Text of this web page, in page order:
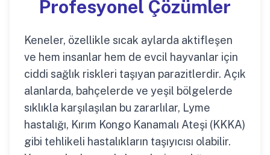
Profesyonel Çözümler
Keneler, özellikle sıcak aylarda aktifleşen
ve hem insanlar hem de evcil hayvanlar için
ciddi sağlık riskleri taşıyan parazitlerdir. Açık
alanlarda, bahçelerde ve yeşil bölgelerde
sıklıkla karşılaşılan bu zararlılar, Lyme
hastalığı, Kırım Kongo Kanamalı Ateşi (KKKA)
gibi tehlikeli hastalıkların taşıyıcısı olabilir.